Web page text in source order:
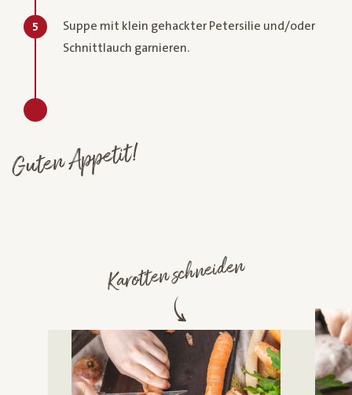
5
Suppe mit klein gehackter Petersilie und/oder
Schnittlauch garnieren.
Guten Appetit!
Karotten schneiden